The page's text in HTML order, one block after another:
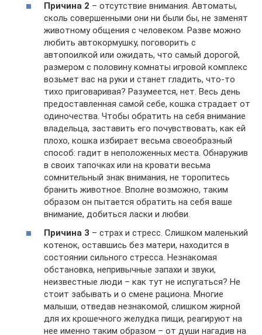
Причина 2 – отсутствие внимания. Автоматы,
сколь совершенными они ни были бы, не заменят
животному общения с человеком. Разве можно
любить автокормушку, поговорить с
автопоилкой или ожидать, что самый дорогой,
размером с половину комнаты игровой комплекс
возьмет вас на руки и станет гладить, что-то
тихо приговаривая? Разумеется, нет. Весь день
предоставленная самой себе, кошка страдает от
одиночества. Чтобы обратить на себя внимание
владельца, заставить его почувствовать, как ей
плохо, кошка избирает весьма своеобразный
способ: гадит в неположенных места. Обнаружив
в своих тапочках или на кровати весьма
сомнительный знак внимания, не торопитесь
бранить животное. Вполне возможно, таким
образом он пытается обратить на себя ваше
внимание, добиться ласки и любви.
Причина 3 – страх и стресс. Слишком маленький
котенок, оставшись без матери, находится в
состоянии сильного стресса. Незнакомая
обстановка, непривычные запахи и звуки,
неизвестные люди – как тут не испугаться? Не
стоит забывать и о смене рациона. Многие
малыши, отведав незнакомой, слишком жирной
для их крошечного желудка пищи, реагируют на
нее именно таким образом – от души нагадив на